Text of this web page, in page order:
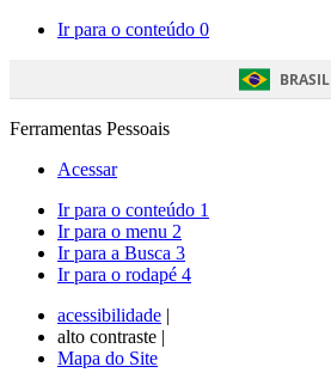
Ir para o conteúdo 0
BRASIL
Ferramentas Pessoais
Acessar
Ir para o conteúdo 1
Ir para o menu 2
Ir para a Busca 3
Ir para o rodapé 4
acessibilidade |
alto contraste |
Mapa do Site